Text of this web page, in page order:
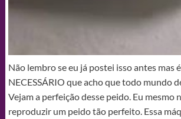
Não lembro se eu já postei isso antes mas
NECESSÁRIO que acho que todo mundo
Vejam a perfeição desse peido. Eu mesmo
reproduzir um peido tão perfeito. Essa